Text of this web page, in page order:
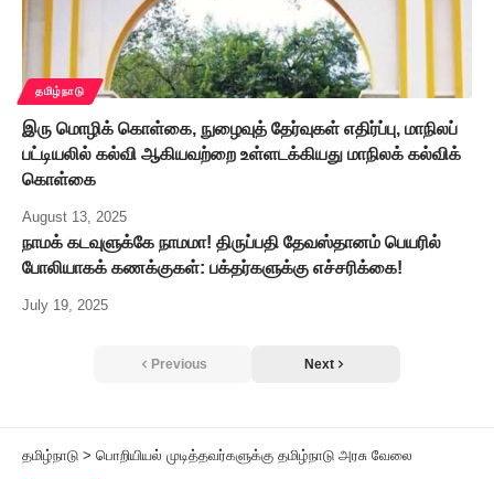
தமிழ்நாடு
இரு மொழிக் கொள்கை, நுழைவுத் தேர்வுகள் எதிர்ப்பு, மாநிலப்
பட்டியலில் கல்வி ஆகியவற்றை உள்ளடக்கியது மாநிலக் கல்விக்
கொள்கை
August 13, 2025
நாமக் கடவுளுக்கே நாமமா! திருப்பதி தேவஸ்தானம் பெயரில்
போலியாகக் கணக்குகள்: பக்தர்களுக்கு எச்சரிக்கை!
July 19, 2025
Previous Next
தமிழ்நாடு > பொறியியல் முடித்தவர்களுக்கு தமிழ்நாடு அரசு வேலை